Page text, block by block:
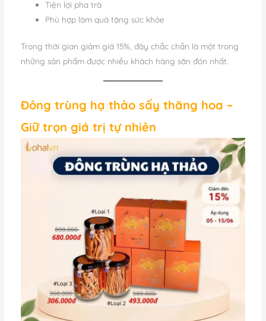
Tiện lợi pha trà
Phù hợp làm quà tặng sức khỏe
Trong thời gian giảm giá 15%, đây chắc chắn là một trong
những sản phẩm được nhiều khách hàng săn đón nhất.
Đông trùng hạ thảo sấy thăng hoa –
Giữ trọn giá trị tự nhiên